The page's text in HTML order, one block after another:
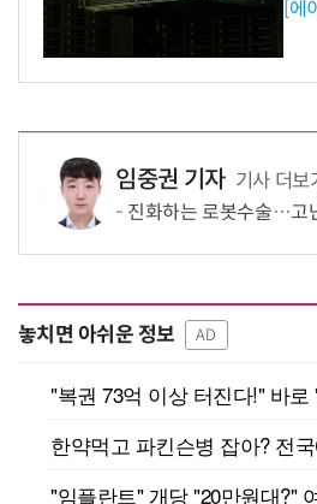
[에
임중권 기자 기사 더보
진화하는 로봇수술…고
놓치면 아쉬운 정보 AD